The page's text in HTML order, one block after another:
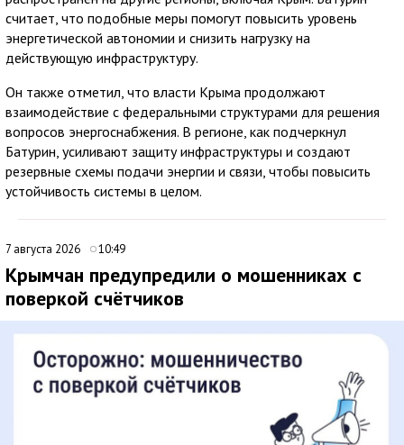
считает, что подобные меры помогут повысить уровень
энергетической автономии и снизить нагрузку на
действующую инфраструктуру.
Он также отметил, что власти Крыма продолжают
взаимодействие с федеральными структурами для решения
вопросов энергоснабжения. В регионе, как подчеркнул
Батурин, усиливают защиту инфраструктуры и создают
резервные схемы подачи энергии и связи, чтобы повысить
устойчивость системы в целом.
7 августа 2026 10:49
Крымчан предупредили о мошенниках с
поверкой счётчиков